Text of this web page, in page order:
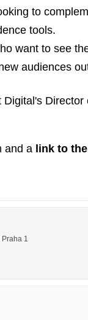
to
tools.
want to see
audiences
Director
and a link to
Praha 1